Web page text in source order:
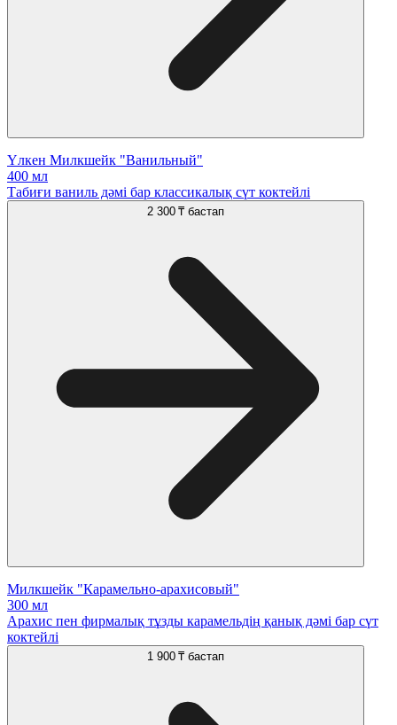
Үлкен Милкшейк "Ванильный"
400 мл
Табиғи ваниль дәмі бар классикалық сүт коктейлі
2 300 ₸ бастап
Милкшейк "Карамельно-арахисовый"
300 мл
Арахис пен фирмалық тұзды карамельдің қанық дәмі бар сүт
коктейлі
1 900 ₸ бастап